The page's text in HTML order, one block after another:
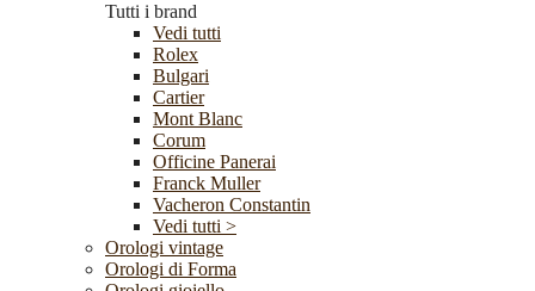
Tutti i brand
Vedi tutti
Rolex
Bulgari
Cartier
Mont Blanc
Corum
Officine Panerai
Franck Muller
Vacheron Constantin
Vedi tutti >
Orologi vintage
Orologi di Forma